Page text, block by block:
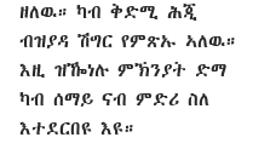
ዘለዉ። ካብ ቅድሚ ሕጂ
ብዝያዳ ሽግር የምጽኡ ኣለዉ።
እዚ ዝዀነሉ ምኽንያት ድማ
ካብ ሰማይ ናብ ምድሪ ስለ
እተደርበዩ እዩ።